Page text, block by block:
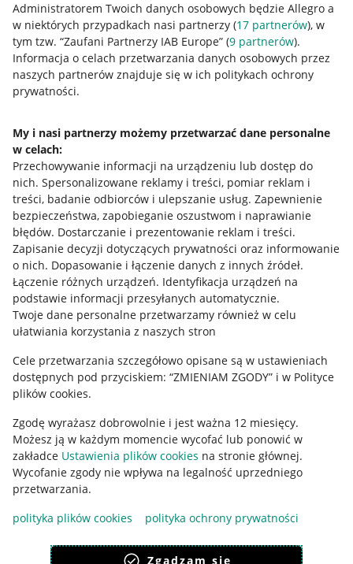
Administratorem Twoich danych osobowych będzie Allegro a
w niektórych przypadkach nasi partnerzy (17 partnerów), w
tym tzw. “Zaufani Partnerzy IAB Europe” (9 partnerów).
Informacja o celach przetwarzania danych osobowych przez
naszych partnerów znajduje się w ich politykach ochrony
prywatności.
My i nasi partnerzy możemy przetwarzać dane personalne
w celach:
Przechowywanie informacji na urządzeniu lub dostęp do
nich. Spersonalizowane reklamy i treści, pomiar reklam i
treści, badanie odbiorców i ulepszanie usług. Zapewnienie
bezpieczeństwa, zapobieganie oszustwom i naprawianie
błędów. Dostarczanie i prezentowanie reklam i treści.
Zapisanie decyzji dotyczących prywatności oraz informowanie
o nich. Dopasowanie i łączenie danych z innych źródeł.
Łączenie różnych urządzeń. Identyfikacja urządzeń na
podstawie informacji przesyłanych automatycznie.
Twoje dane personalne przetwarzamy również w celu
ułatwiania korzystania z naszych stron
Cele przetwarzania szczegółowo opisane są w ustawieniach
dostępnych pod przyciskiem: “ZMIENIAM ZGODY” i w Polityce
plików cookies.
Zgodę wyrażasz dobrowolnie i jest ważna 12 miesięcy.
Możesz ją w każdym momencie wycofać lub ponowić w
zakładce Ustawienia plików cookies na stronie głównej.
Wycofanie zgody nie wpływa na legalność uprzedniego
przetwarzania.
polityka plików cookies
polityka ochrony prywatności
Zgadzam się
Przydatne informacje
Jak to działa
Allegro Gadane dla sprzedających
Allegro Gadane dla kupujących
Mapa miejscowości
Informacje prawne
Regulamin
Polityka plików "cookies"
Ustawienia plików "cookies"
Udostępnianie lokalizacji
Informacje dla Aktu o Usługach Cyfrowych
Pobierz aplikację